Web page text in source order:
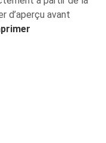
d’aperçu avant